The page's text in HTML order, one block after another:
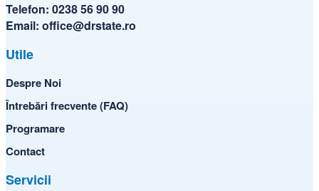
Telefon: 0238 56 90 90
Email: office@drstate.ro
Utile
Despre Noi
Întrebări frecvente (FAQ)
Programare
Contact
Servicii